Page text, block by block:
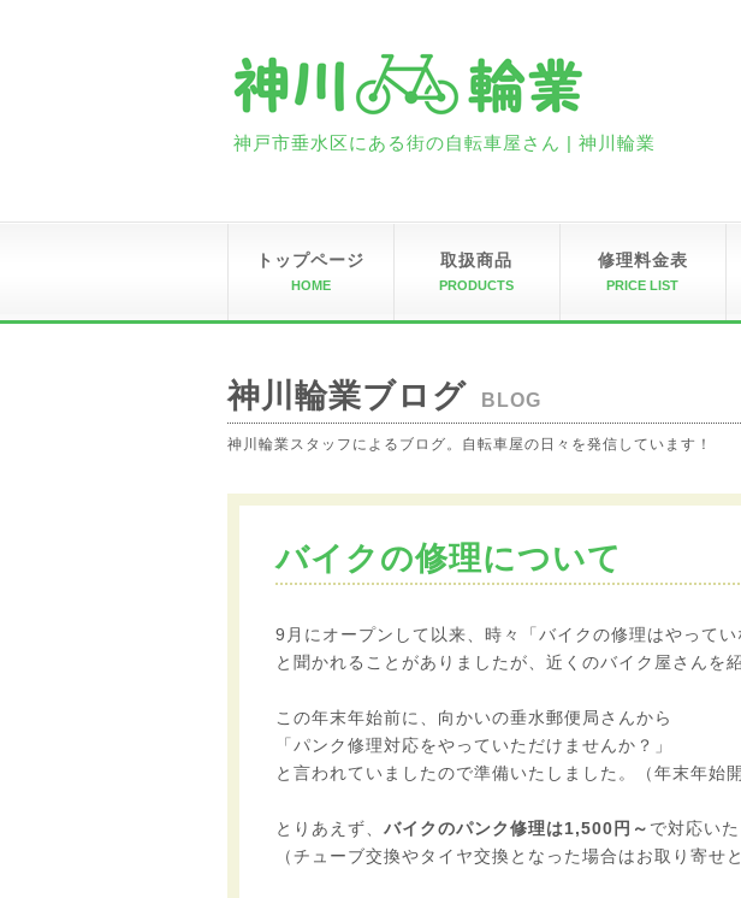
神戸市垂水区にある街の自転車屋さん | 神川輪業
トップページ
HOME
取扱商品
PRODUCTS
修理料金表
PRICE LIST
神川輪業ブログ BLOG
神川輪業スタッフによるブログ。自転車屋の日々を発信しています！
バイクの修理について
9月にオープンして以来、時々「バイクの修理はやってい
と聞かれることがありましたが、近くのバイク屋さんを
この年末年始前に、向かいの垂水郵便局さんから
「パンク修理対応をやっていただけませんか？」
と言われていましたので準備いたしました。（年末年始
とりあえず、 バイクのパンク修理は1,500円～ で対応いた
（チューブ交換やタイヤ交換となった場合はお取り寄せ